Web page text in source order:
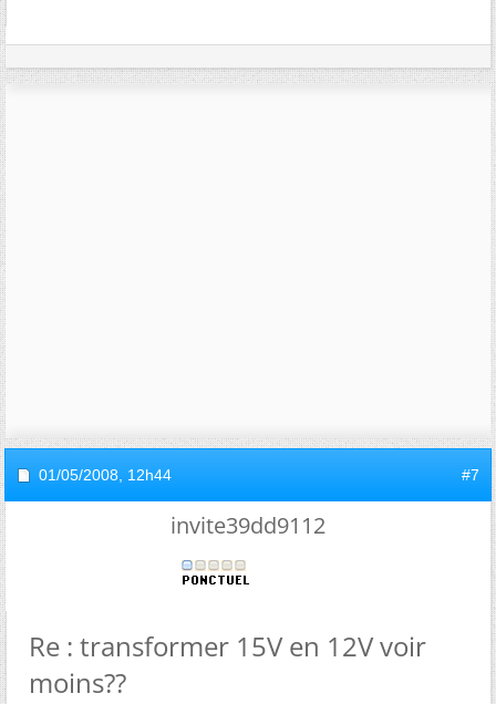
01/05/2008, 12h44 #7
invite39dd9112
Re : transformer 15V en 12V voir
moins??